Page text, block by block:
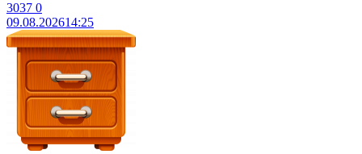
3037 0
09.08.202614:25